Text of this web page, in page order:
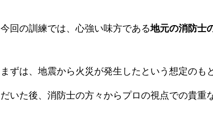
今回の訓練では、心強い味方である地元の消防士
まずは、地震から火災が発生したという想定の
だいた後、消防士の方々からプロの視点での貴重